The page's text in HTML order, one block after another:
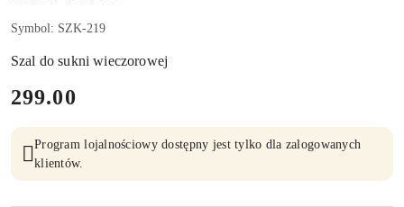
Symbol: SZK-219
Szal do sukni wieczorowej
cena:
299.00
Program lojalnościowy dostępny jest tylko dla zalogowanych
klientów.